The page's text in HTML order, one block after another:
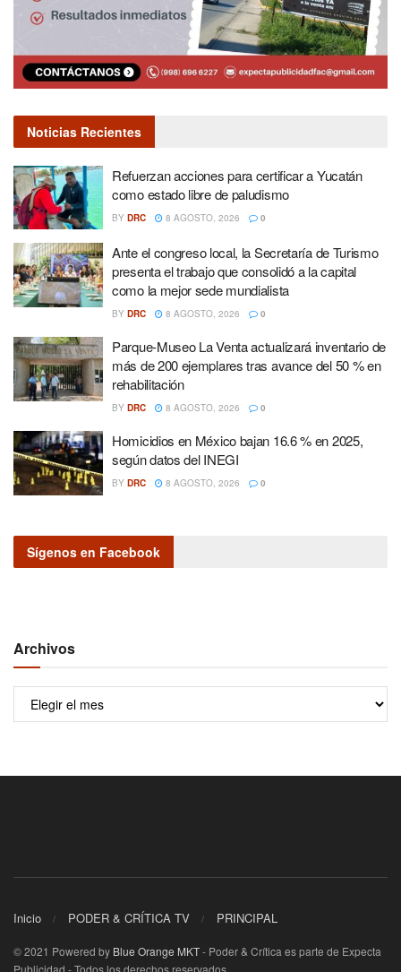
Noticias Recientes
Refuerzan acciones para certificar a Yucatán
como estado libre de paludismo
BY DRC 8 AGOSTO, 2026 0
Ante el congreso local, la Secretaría de Turismo
presenta el trabajo que consolidó a la capital
como la mejor sede mundialista
BY DRC 8 AGOSTO, 2026 0
Parque-Museo La Venta actualizará inventario de
más de 200 ejemplares tras avance del 50 % en
rehabilitación
BY DRC 8 AGOSTO, 2026 0
Homicidios en México bajan 16.6 % en 2025,
según datos del INEGI
BY DRC 8 AGOSTO, 2026 0
Sígenos en Facebook
Archivos
Inicio PODER & CRÍTICA TV PRINCIPAL
© 2021 Powered by Blue Orange MKT- Poder & Crítica es parte de Expecta